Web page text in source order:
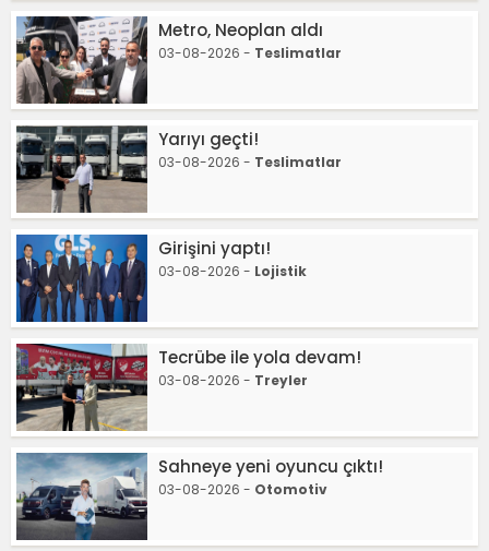
Metro, Neoplan aldı
03-08-2026 - Teslimatlar
Yarıyı geçti!
03-08-2026 - Teslimatlar
Girişini yaptı!
03-08-2026 - Lojistik
Tecrübe ile yola devam!
03-08-2026 - Treyler
Sahneye yeni oyuncu çıktı!
03-08-2026 - Otomotiv